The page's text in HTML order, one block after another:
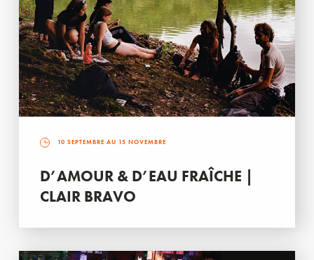
10 SEPTEMBRE AU 15 NOVEMBRE
D’AMOUR & D’EAU FRAÎCHE |
CLAIR BRAVO